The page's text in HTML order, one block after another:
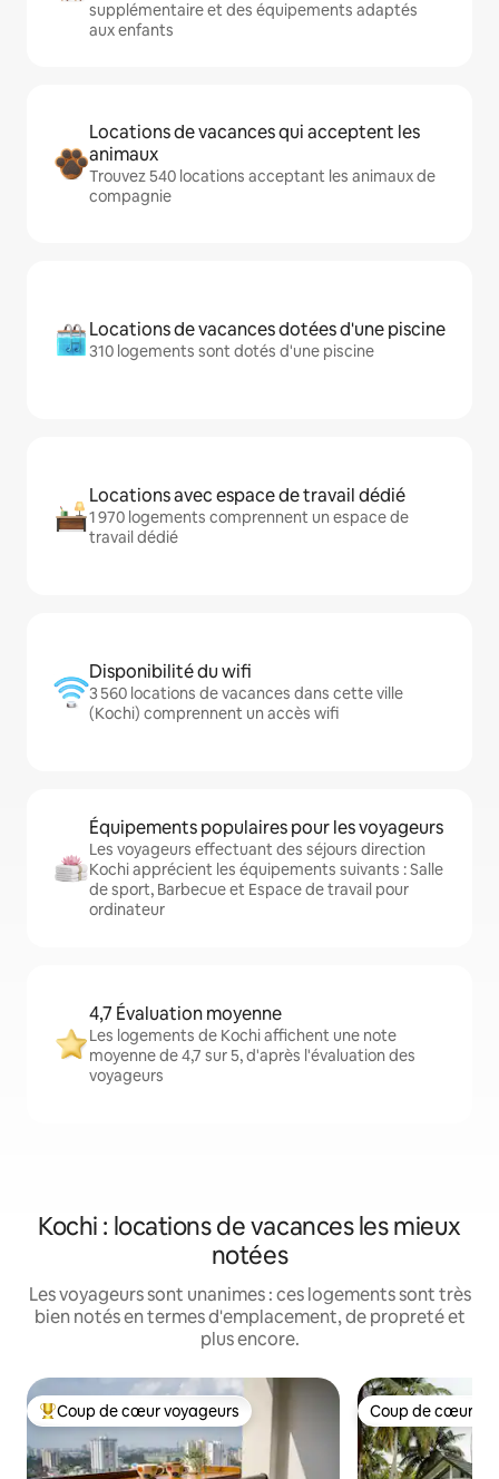
supplémentaire et des équipements adaptés
aux enfants
Locations de vacances qui acceptent les
animaux
Trouvez 540 locations acceptant les animaux de
compagnie
Locations de vacances dotées d'une piscine
310 logements sont dotés d'une piscine
Locations avec espace de travail dédié
1 970 logements comprennent un espace de
travail dédié
Disponibilité du wifi
3 560 locations de vacances dans cette ville
(Kochi) comprennent un accès wifi
Équipements populaires pour les voyageurs
Les voyageurs effectuant des séjours direction
Kochi apprécient les équipements suivants : Salle
de sport, Barbecue et Espace de travail pour
ordinateur
4,7 Évaluation moyenne
Les logements de Kochi affichent une note
moyenne de 4,7 sur 5, d'après l'évaluation des
voyageurs
Kochi : locations de vacances les mieux
notées
Les voyageurs sont unanimes : ces logements sont très
bien notés en termes d'emplacement, de propreté et
plus encore.
Coups de cœur voyageurs les plus appréciés
Coup de cœur voyageurs Coup de cœur
Coup de cœur